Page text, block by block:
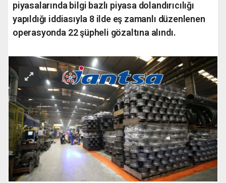
piyasalarında bilgi bazlı piyasa dolandırıcılığı
yapıldığı iddiasıyla 8 ilde eş zamanlı düzenlenen
operasyonda 22 şüpheli gözaltına alındı.